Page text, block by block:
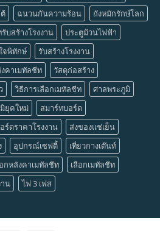
ฉนวนกันความร้อน
ถังหมักรักษ์โลก
บสร้างโรงงาน
ประตูม้วนไฟฟ้า
จพิทักษ์
รับสร้างโรงงาน
คาเมทัลชีท
วัสดุก่อสร้าง
วิธีการเลือกเมทัลชีท
ศาลพระภูมิ
ยุคใหม่
สมาร์ทบอร์ด
ร์ดราคาโรงงาน
ส่งของแช่เย็น
อุปกรณ์เซฟตี้
เที่ยวกางเต๊นท์
กหลังคาเมทัลชีท
เลือกเมทัลชีท
น ไฟ 3 เฟส